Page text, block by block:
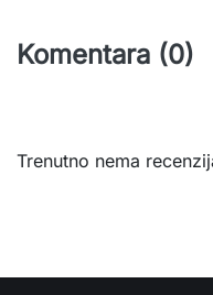
Komentara (0)
Trenutno nema